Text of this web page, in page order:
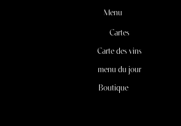
Menu
Cartes
Carte des vins
menu du jour
Boutique